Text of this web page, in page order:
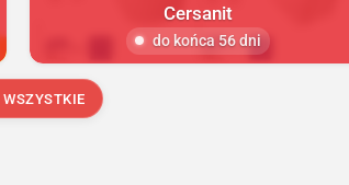
Cersanit
do końca 56 dni